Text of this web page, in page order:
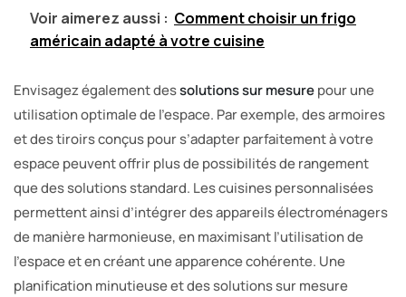
Voir aimerez aussi : Comment choisir un frigo
américain adapté à votre cuisine
Envisagez également dessolutions sur mesurepour une
utilisation optimale de l’espace. Par exemple, des armoires
et des tiroirs conçus pour s’adapter parfaitement à votre
espace peuvent offrir plus de possibilités de rangement
que des solutions standard. Les cuisines personnalisées
permettent ainsi d’intégrer des appareils électroménagers
de manière harmonieuse, en maximisant l’utilisation de
l’espace et en créant une apparence cohérente. Une
planification minutieuse et des solutions sur mesure